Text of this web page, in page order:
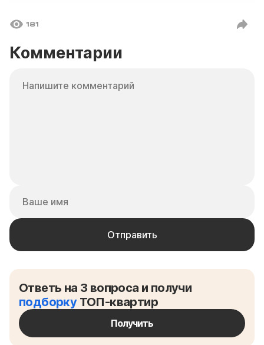
181
Комментарии
Ответь на 3 вопроса и получи
подборкуТОП-квартир
Получить